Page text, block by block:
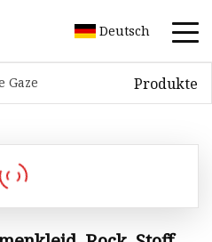
Deutsch
Gaze Produkte